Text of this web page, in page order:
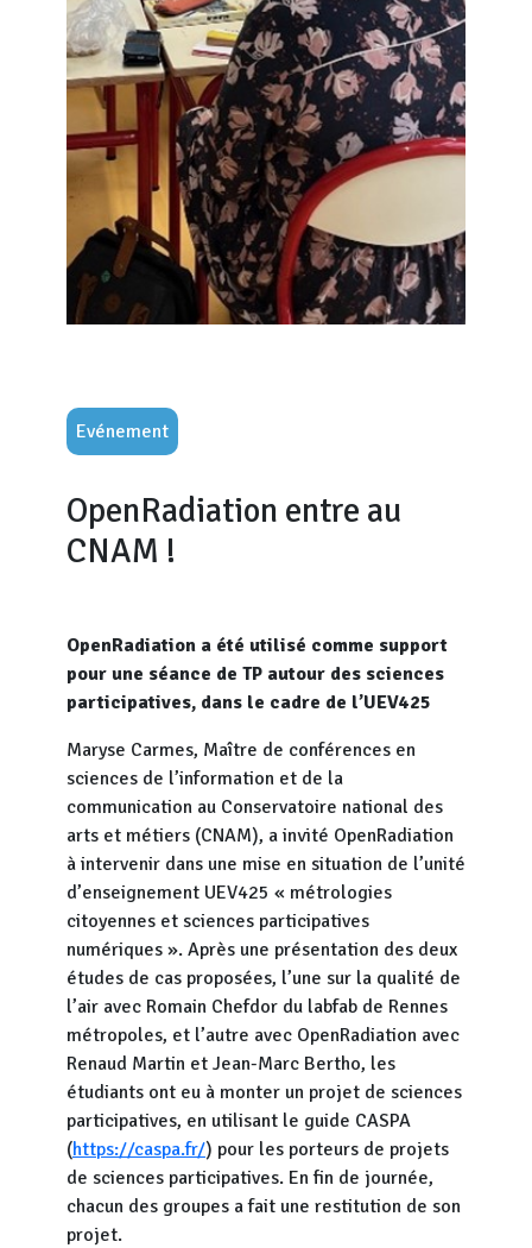
Evénement
OpenRadiation entre au
CNAM !
OpenRadiation a été utilisé comme support
pour une séance de TP autour des sciences
participatives, dans le cadre de l’UEV425
Maryse Carmes, Maître de conférences en
sciences de l’information et de la
communication au Conservatoire national des
arts et métiers (CNAM), a invité OpenRadiation
à intervenir dans une mise en situation de l’unité
d’enseignement UEV425 « métrologies
citoyennes et sciences participatives
numériques ». Après une présentation des deux
études de cas proposées, l’une sur la qualité de
l’air avec Romain Chefdor du labfab de Rennes
métropoles, et l’autre avec OpenRadiation avec
Renaud Martin et Jean-Marc Bertho, les
étudiants ont eu à monter un projet de sciences
participatives, en utilisant le guide CASPA
(https://caspa.fr/) pour les porteurs de projets
de sciences participatives. En fin de journée,
chacun des groupes a fait une restitution de son
projet.